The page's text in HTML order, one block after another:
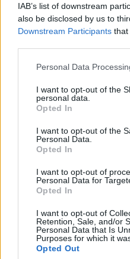
IAB’s list of downstream
also be disclosed by us to
Downstream Participants that
Personal Data
I want to opt-out of the
personal data.
Opted In
I want to opt-out of the
Personal Data.
Opted In
I want to opt-out of
Personal Data for
Opted In
I want to opt-out of
Retention, Sale, and/or
Personal Data that Is
Purposes for which it
Opted Out
Minka 10.
Minka 9.
Máltai
10 tanács,